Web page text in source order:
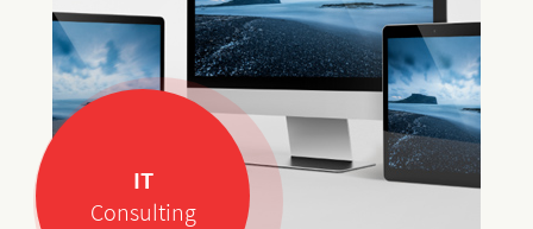
IT
Consulting